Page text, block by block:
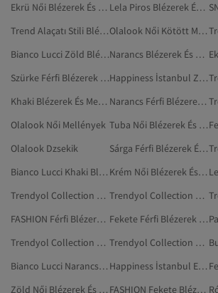
Ekrü Női Blézerek És Mellények
Lela Piros Blézerek És Mellények
Trend Alaçatı Stili Blézerek És Mellények
Olalook Női Kötött Mellények
Bianco Lucci Zöld Blézerek És Mellények
Narancs Blézerek És Mellények
Szürke Férfi Blézerek És Mellények
Happiness İstanbul Zöld Blézerek És Mellények
Khaki Blézerek És Mellények
Narancs Férfi Blézerek És Mellények
Olalook Női Mellények
Tuba Női Blézerek És Mellények
Olalook Dzsekik
Sárga Férfi Blézerek És Mellények
Bianco Lucci Khaki Blézerek És Mellények
Krém Női Blézerek És Mellények
Trendyol Collection Bézs Blézerek És Mellények
Trendyol Collection Krém Blézerek És Mellények
FASHION Férfi Blézerek És Mellények
Fekete Férfi Blézerek És Mellények
Trendyol Collection Sárga Mellények
Trendyol Collection Rózsaszín Blézerek És Mellények
Bianco Lucci Narancs Blézerek És Mellények
Happiness İstanbul Ekrü Blézerek És Mellények
Zöld Női Blézerek És Mellények
FASHION Fekete Blézerek És Mellények